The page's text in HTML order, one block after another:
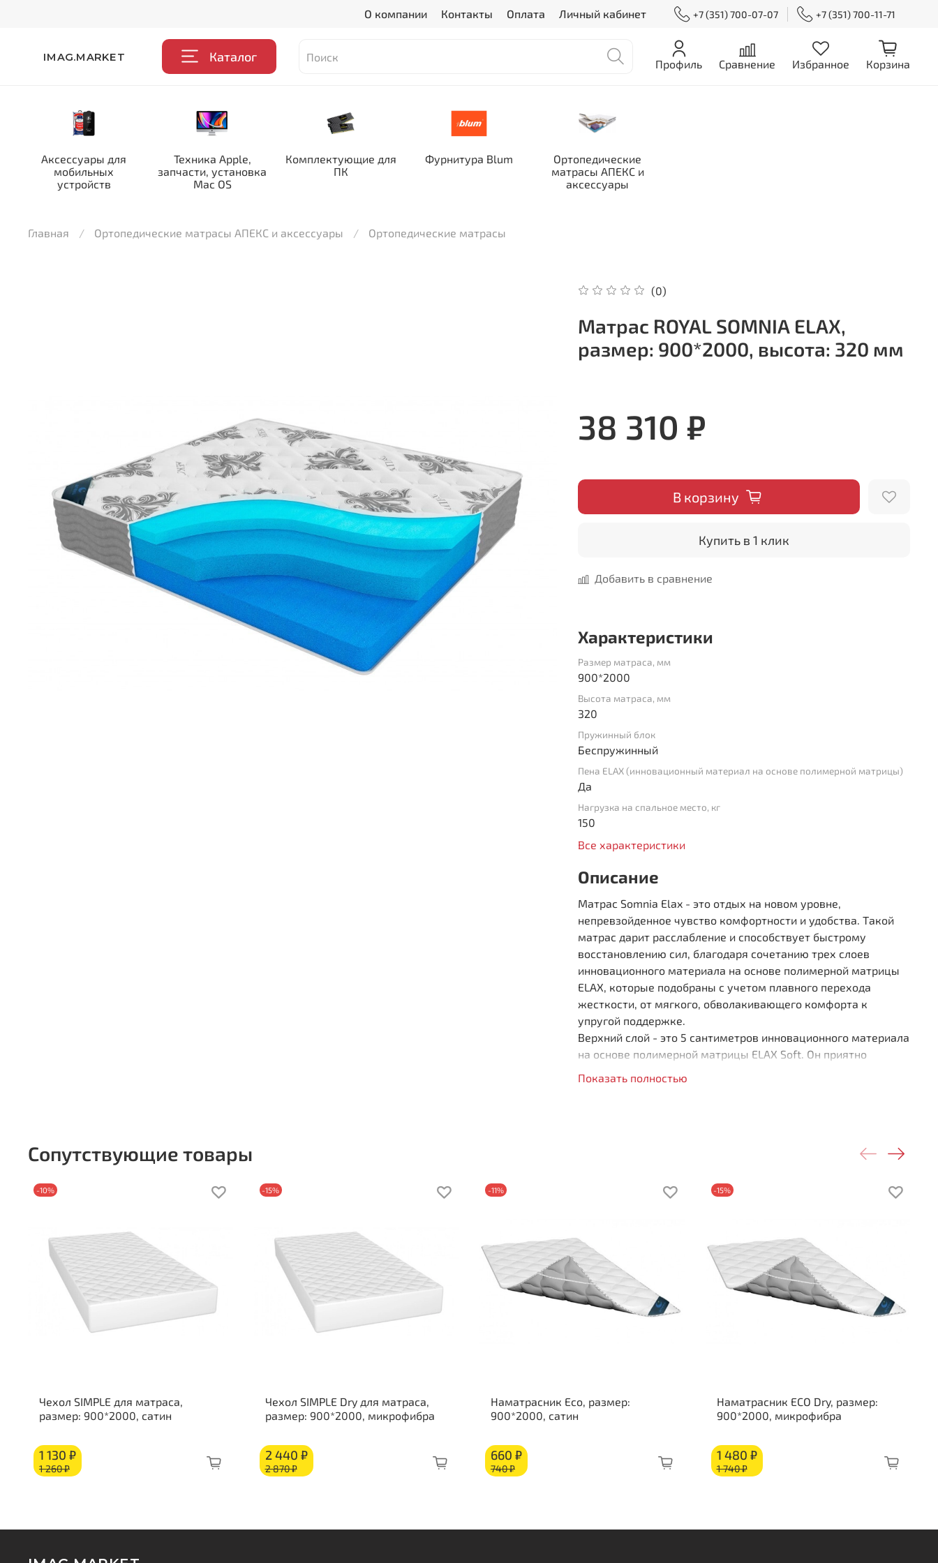
О компании Контакты Оплата Личный кабинет +7 (351) 700-07-07 +7 (351) 700-11-71
IMAG.MARKET Каталог Профиль Сравнение Избранное Корзина
Аксессуары для
мобильных
устройств
Техника Apple,
запчасти, установка
Mac OS
Комплектующие для
ПК
Фурнитура Blum
Ортопедические
матрасы АПЕКС и
аксессуары
Главная Ортопедические матрасы АПЕКС и аксессуары Ортопедические матрасы
(0)
Матрас ROYAL SOMNIA ELAX,
размер: 900*2000, высота: 320 мм
38 310 ₽
В корзину
Купить в 1 клик
Добавить в сравнение
Характеристики
Размер матраса, мм
900*2000
Высота матраса, мм
320
Пружинный блок
Беспружинный
Пена ELAX (инновационный материал на основе полимерной матрицы)
Да
Нагрузка на спальное место, кг
150
Все характеристики
Описание
Матрас Somnia Elax - это отдых на новом уровне,
непревзойденное чувство комфортности и удобства. Такой
матрас дарит расслабление и способствует быстрому
восстановлению сил, благодаря сочетанию трех слоев
инновационного материала на основе полимерной матрицы
ELAX, которые подобраны с учетом плавного перехода
жесткости, от мягкого, обволакивающего комфорта к
упругой поддержке.
Верхний слой - это 5 сантиметров инновационного материала
на основе полимерной матрицы ELAX Soft. Он приятно
выполнена из материала повышенной жесткости - ELAX Hard,
Беспружинный ( на основе полимерной матрицы ELAX)
Высота 320 мм
Нагрузка на спальное место 150 кг
Жесткость стороны 1: средняя
Жесткость стороны 2: жесткая
Инновационный материал на основе полимерной
матрицы ELAX Medium: 100 мм
матрицы ELAX Hard: 100 мм
Показать полностью
Сопутствующие товары
-10%
Чехол SIMPLE для матраса,
размер: 900*2000, сатин
1 130 ₽
1 260 ₽
-15%
Чехол SIMPLE Dry для матраса,
размер: 900*2000, микрофибра
2 440 ₽
2 870 ₽
-11%
Наматрасник Eco, размер:
900*2000, сатин
660 ₽
740 ₽
-15%
Наматрасник ECO Dry, размер:
900*2000, микрофибра
1 480 ₽
1 740 ₽